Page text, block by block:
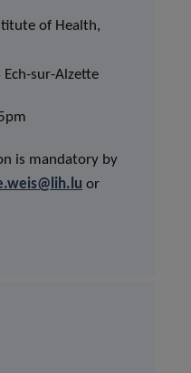
of Health,
sur-Alzette
is mandatory by
or